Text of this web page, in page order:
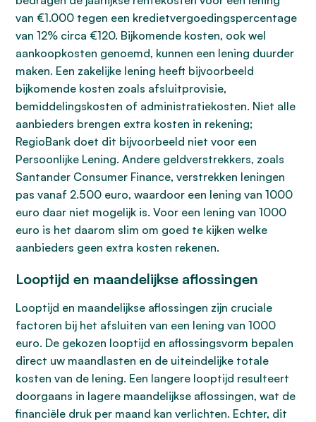
van €1.000 tegen een kredietvergoedingspercentage
van 12% circa €120. Bijkomende kosten, ook wel
aankoopkosten genoemd, kunnen een lening duurder
maken. Een zakelijke lening heeft bijvoorbeeld
bijkomende kosten zoals afsluitprovisie,
bemiddelingskosten of administratiekosten. Niet alle
aanbieders brengen extra kosten in rekening;
RegioBank doet dit bijvoorbeeld niet voor een
Persoonlijke Lening. Andere geldverstrekkers, zoals
Santander Consumer Finance, verstrekken leningen
pas vanaf 2.500 euro, waardoor een lening van 1000
euro daar niet mogelijk is. Voor een lening van 1000
euro is het daarom slim om goed te kijken welke
aanbieders geen extra kosten rekenen.
Looptijd en maandelijkse aflossingen
Looptijd en maandelijkse aflossingen zijn cruciale
factoren bij het afsluiten van een lening van 1000
euro. De gekozen looptijd en aflossingsvorm bepalen
direct uw maandlasten en de uiteindelijke totale
kosten van de lening. Een langere looptijd resulteert
doorgaans in lagere maandelijkse aflossingen, wat de
financiële druk per maand kan verlichten. Echter, dit